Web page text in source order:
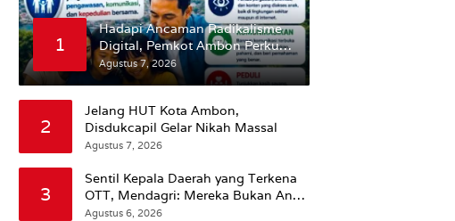
1
Hadapi Ancaman Radikalisme
Digital, Pemkot Ambon Perkuat
Peran Keluarga
Agustus 7, 2026
2
Jelang HUT Kota Ambon,
Disdukcapil Gelar Nikah Massal
Agustus 7, 2026
3
Sentil Kepala Daerah yang Terkena
OTT, Mendagri: Mereka Bukan Anak
Kemarin Sore
Agustus 6, 2026